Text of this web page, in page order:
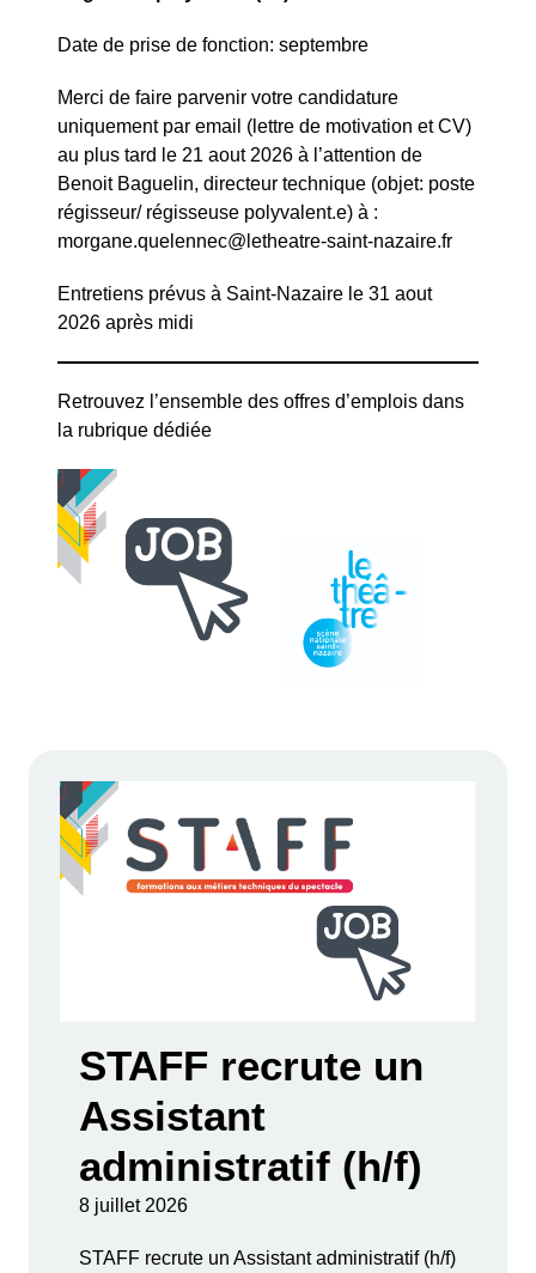
Date de prise de fonction: septembre
Merci de faire parvenir votre candidature
uniquement par email (lettre de motivation et CV)
au plus tard le 21 aout 2026 à l’attention de
Benoit Baguelin, directeur technique (objet: poste
régisseur/ régisseuse polyvalent.e) à :
morgane.quelennec@letheatre-saint-nazaire.fr
Entretiens prévus à Saint-Nazaire le 31 aout
2026 après midi
Retrouvez l’ensemble des offres d’emplois dans
la rubrique dédiée
STAFF recrute un
Assistant
administratif (h/f)
8 juillet 2026
STAFF recrute un Assistant administratif (h/f)